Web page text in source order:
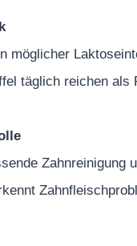
möglicher
täglich reichen als
Zahnreinigung